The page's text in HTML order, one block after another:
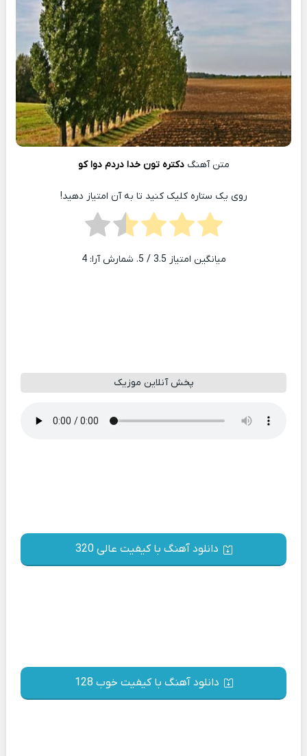
متن آهنگدکتره تون خدا دردم دوا کو
روی یک ستاره کلیک کنید تا به آن امتیاز دهید!
میانگین امتیاز 3.5 / 5. شمارش آرا: 4
پخش آنلاین موزیک
دانلود آهنگ با کیفیت عالی 320
دانلود آهنگ با کیفیت خوب 128